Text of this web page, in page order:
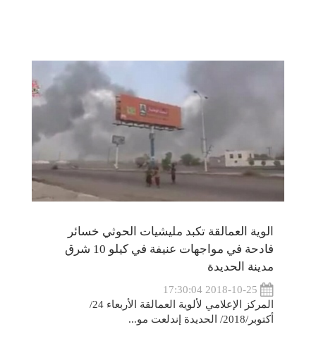
الوية العمالقة تكبد مليشيات الحوثي خسائر
فادحة في مواجهات عنيفة في كيلو 10 شرق
مدينة الحديدة
المركز الإعلامي لألوية العمالقة الأربعاء 24/
أكتوبر/2018/ الحديدة إندلعت مو...